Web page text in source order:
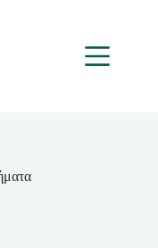
Μενου